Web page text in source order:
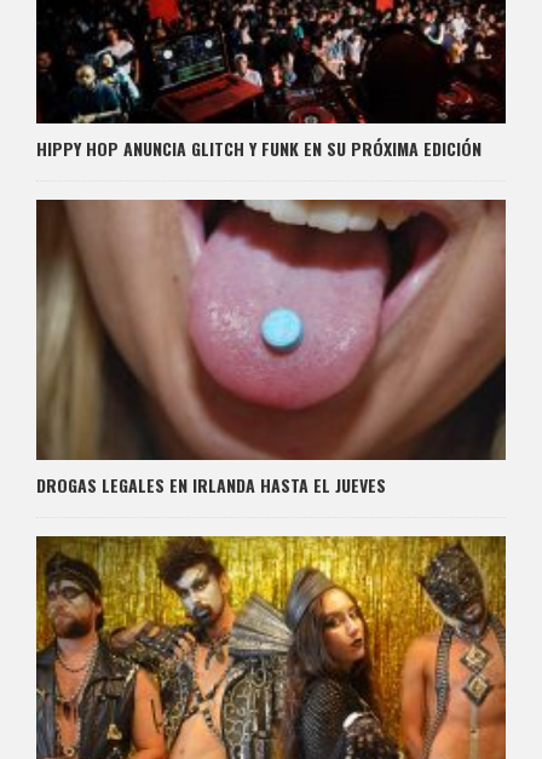
HIPPY HOP ANUNCIA GLITCH Y FUNK EN SU PRÓXIMA EDICIÓN
DROGAS LEGALES EN IRLANDA HASTA EL JUEVES